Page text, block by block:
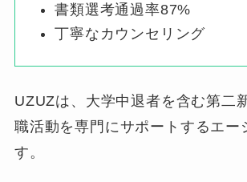
書類選考通過率87%
丁寧なカウンセリング
UZUZは、大学中退者を含む第二
職活動を専門にサポートするエー
す。